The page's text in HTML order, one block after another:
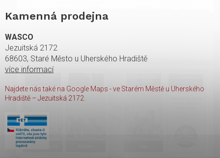
Kamenná prodejna
WASCO
Jezuitská 2172
68603, Staré Město u Uherského Hradiště
více informací
Najdete nás také na Google Maps - ve Starém Městě u Uherského
Hradiště – Jezuitská 2172.